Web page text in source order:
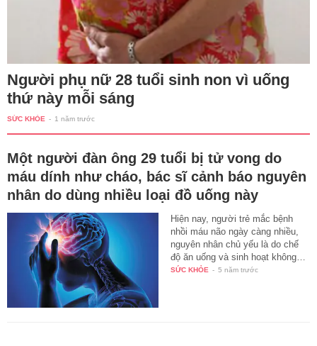
Người phụ nữ 28 tuổi sinh non vì uống
thứ này mỗi sáng
SỨC KHỎE - 1 năm trước
Một người đàn ông 29 tuổi bị tử vong do
máu dính như cháo, bác sĩ cảnh báo nguyên
nhân do dùng nhiều loại đồ uống này
Hiện nay, người trẻ mắc bệnh
nhồi máu não ngày càng nhiều,
nguyên nhân chủ yếu là do chế
độ ăn uống và sinh hoạt không…
SỨC KHỎE - 5 năm trước